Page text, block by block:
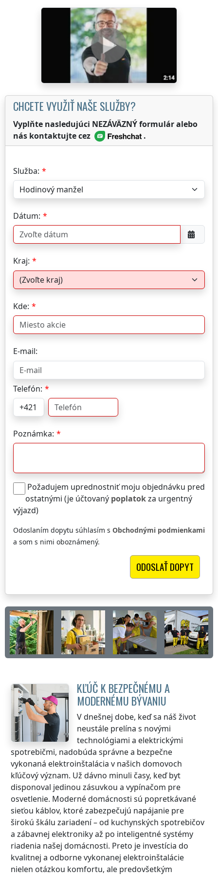
CHCETE VYUŽIŤ NAŠE SLUŽBY?
Vyplňte nasledujúci NEZÁVÄZNÝ formulár alebo
nás kontaktujte cez
.
Služba:
Dátum:
Kraj:
Kde:
E-mail:
Telefón:
Poznámka:
Požadujem uprednostniť moju objednávku pred
ostatnými (je účtovaný poplatokza urgentný
výjazd)
Odoslaním dopytu súhlasím s Obchodnými podmienkami
a som s nimi oboznámený.
KĽÚČ K BEZPEČNÉMU A
MODERNÉMU BÝVANIU
V dnešnej dobe, keď sa náš život
neustále prelína s novými
technológiami a elektrickými
spotrebičmi, nadobúda správne a bezpečne
vykonaná elektroinštalácia v našich domovoch
kľúčový význam. Už dávno minuli časy, keď byt
disponoval jedinou zásuvkou a vypínačom pre
osvetlenie. Moderné domácnosti sú popretkávané
sieťou káblov, ktoré zabezpečujú napájanie pre
širokú škálu zariadení – od kuchynských spotrebičov
a zábavnej elektroniky až po inteligentné systémy
riadenia našej domácnosti. Preto je investícia do
kvalitnej a odborne vykonanej elektroinštalácie
nielen otázkou komfortu, ale predovšetkým